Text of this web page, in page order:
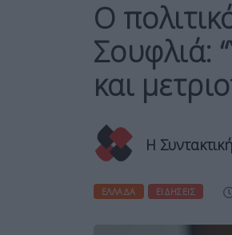
Ο
Σουφλιά:
και
Η
ΕΛΛΆΔΑ ΕΙΔΉΣΕΙΣ